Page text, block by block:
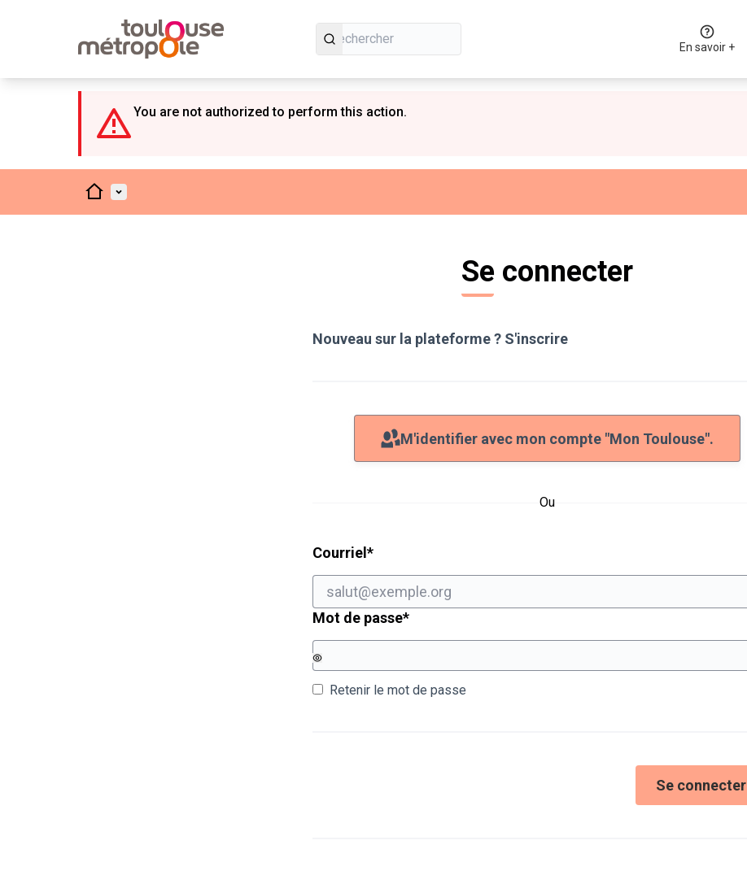
En savoir +
You are not authorized to perform this action.
AccueilMenu principal
Se connecter
Nouveau sur la plateforme ? S'inscrire
M'identifier avec mon compte "Mon Toulouse".
Ou
Courriel *Champ obligatoire
Mot de passe*Champ obligatoire
Retenir le mot de passe
Se connecter